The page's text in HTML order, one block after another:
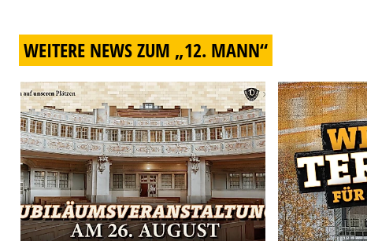
WEITERE NEWS ZUM „12. MANN“